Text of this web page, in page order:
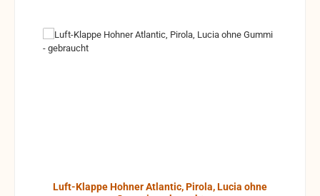
Luft-Klappe Hohner Atlantic, Pirola, Lucia ohne